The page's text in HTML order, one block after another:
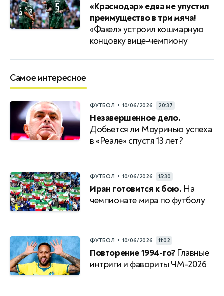
«Краснодар» едва не упустил
преимущество в три мяча!
«Факел» устроил кошмарную
концовку вице-чемпиону
Самое интересное
ФУТБОЛ • 10/06/2026 20:37
Незавершенное дело.
Добьется ли Моуринью успеха
в «Реале» спустя 13 лет?
ФУТБОЛ • 10/06/2026 15:30
Иран готовится к бою. На
чемпионате мира по футболу
ФУТБОЛ • 10/06/2026 11:02
Повторение 1994-го?Главные
интриги и фавориты ЧМ-2026